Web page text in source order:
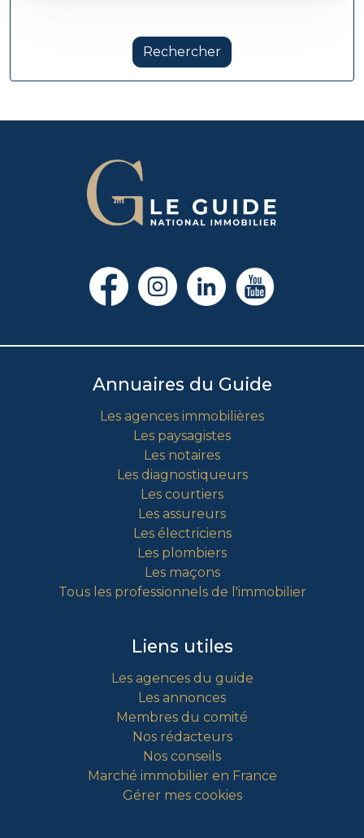
Rechercher
Annuaires du Guide
Les agences immobilières
Les paysagistes
Les notaires
Les diagnostiqueurs
Les courtiers
Les assureurs
Les électriciens
Les plombiers
Les maçons
Tous les professionnels de l'immobilier
Liens utiles
Les agences du guide
Les annonces
Membres du comité
Nos rédacteurs
Nos conseils
Marché immobilier en France
Gérer mes cookies